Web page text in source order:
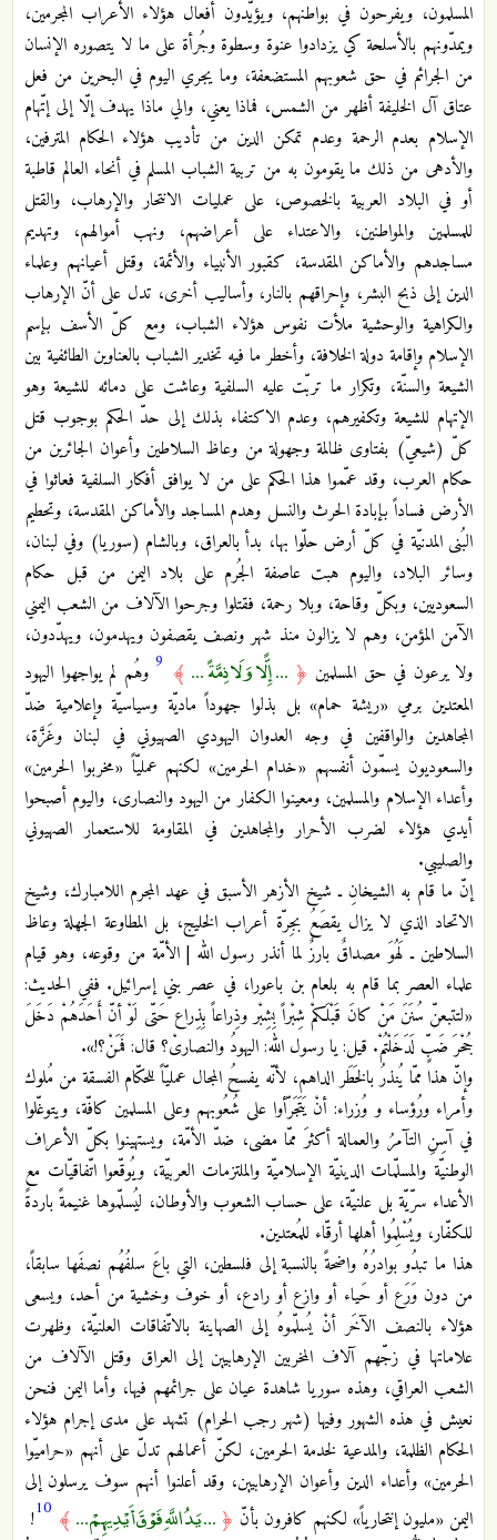
المسلمون، ويفرحون في بواطنهم، ويؤيّدون أفعال هؤلاء الأعراب المجرمين،
ويمدّونهم بالأسلحة كي يزدادوا عنوة وسطوة وجُرأة على ما لا يتصوره الإنسان
من الجرائم في حق شعوبهم المستضعفة، وما يجري اليوم في البحرين من فعل
عتاق آل الخليفة أظهر من الشمس، فماذا يعني، والي ماذا يهدف إلّا إلى إتّهام
الإسلام بعدم الرحمة وعدم تمكن الدين من تأديب هؤلاء الحكام المترفين،
والأدهى من ذلك ما يقومون به من تربية الشباب المسلم في أنحاء العالم قاطبة
أو في البلاد العربية بالخصوص، على عمليات الانتحار والإرهاب، والقتل
للمسلمين والمواطنين، والاعتداء على أعراضهم، ونهب أموالهم، وتهديم
مساجدهم والأماكن المقدسة، كقبور الأنبياء والأئمة، وقتل أعيانهم وعلماء
الدين إلى ذبح البشر، وإحراقهم بالنار، وأساليب أخرى، تدل على أنّ الإرهاب
والكراهية والوحشية ملأت نفوس هؤلاء الشباب، ومع كلّ الأسف بإسم
الإسلام وإقامة دولة الخلافة، وأخطر ما فيه تخدير الشباب بالعناوين الطائفية بين
الشيعة والسنّة، وتكرار ما تربّت عليه السلفية وعاشت على دمائه للشيعة وهو
الإتهام للشيعة وتكفيرهم، وعدم الاكتفاء بذلك إلى حدّ الحكم بوجوب قتل
كلّ (شيعيّ) بفتاوى ظالمة وجهولة من وعاظ السلاطين وأعوان الجائرين من
حكام العرب، وقد عمّموا هذا الحكم على من لا يوافق أفكار السلفية فعاثوا في
الأرض فساداً بإبادة الحرث والنسل وهدم المساجد والأماكن المقدسة، وتحطيم
البُنى المدنيّة في كلّ أرض حلّوا بها، بدأ بالعراق، وبالشام (سوريا) وفي لبنان،
وسائر البلاد، واليوم هبت عاصفة الجُرم على بلاد اليمن من قبل حكام
السعوديين، وبكلّ وقاحة، وبلا رحمة، فقتلوا وجرحوا الآلاف من الشعب اليمني
الآمن المؤمن، وهم لا يزالون منذ شهر ونصف يقصفون ويهدمون، ويهدّدون،
ولا يرعون في حق المسلمين ﴿ ... إِلًّا وَلَا ذِمَّةً ... ﴾ 9 وهُم لم يواجهوا اليهود
المعتدين برمي «ريشة حمام» بل بذلوا جهوداً ماديّة وسياسيّة وإعلامية ضدّ
المجاهدين والواقفين في وجه العدوان اليهودي الصهيوني في لبنان وغَزَّة،
والسعوديون يسمّون أنفسهم «خدام الحرمين» لكنهم عمليّاً «مخربوا الحرمين»
وأعداء الإسلام والمسلمين، ومعينوا الكفار من اليهود والنصارى، واليوم أصبحوا
أيدي هؤلاء لضرب الأحرار والمجاهدين في المقاومة للاستعمار الصهيوني
والصليبي.
إنّ ما قام به الشيخانِ ـ شيخ الأزهر الأسبق في عهد المجرم اللامبارك، وشيخ
الاتحاد الذي لا يزال يقصَعُ بجِرّة أعراب الخليج، بل المطاوعة الجهلة وعاظ
السلاطين ـ لَهُوَ مصداقٌ بارزٌ لما أنذر رسول الله | الأمّة من وقوعه، وهو قيام
علماء العصر بما قام به بلعام بن باعورا، في عصر بني إسرائيل. ففي الحديث:
«لتتبعنّ سُنَنَ مَنْ كانَ قَبْلَكمْ شِبْراً بِشِبْر وذِراعاً بِذِراع حَتّى لَوْ أنّ أَحَدَهُمْ دَخَلَ
جُحْرَ ضَبٍّ لَدَخَلْتُمْ. قيل: يا رسول الله: اليهودُ والنصارىْ؟ قال: فَمَنْ؟!».
وإنّ هذا ممّا يُنذرُ بالخَطَر الداهم، لأنّه يفسحُ المجال عمليّاً للحكّام الفسقة من مُلوك
وأمراء ورُؤساء و وُزراء: أنْ يَتَجَرّأوا على شُعُوبهم وعلى المسلمين كافّة، ويتوغّلوا
في آسِنِ التآمرُ والعمالة أكثرَ ممّا مضى، ضدّ الأمّة، ويستهينوا بكلّ الأعراف
الوطنيّة والمسلّمات الدينيّة الإسلاميّة والملتزمات العربيّة، ويُوقّعوا اتّفاقيّات مع
الأعداء سرّيّة بل علنيّة، على حساب الشعوب والأوطان، ليُسلّموها غنيمةً باردةً
للكفّار، ويُسْلِمُوا أهلها أرقّاء للمُعتدين.
هذا ما تبدُو بوادرُهُ واضحةً بالنسبة إلى فلسطين، التي باعَ سلفُهُم نصفَها سابقاً،
من دون وَرَع أو حَياء أو وازع أو رادع، أو خوف وخشية من أحد، ويسعى
هؤلاء بالنصف الآخَر أنْ يُسلّموهُ إلى الصهاينة بالاتّفاقات العلنيّة، وظهرت
علاماتها في زجّهم آلاف المخربين الإرهابيين إلى العراق وقتل الآلاف من
الشعب العراقي، وهذه سوريا شاهدة عيان على جرائمهم فيها، وأما اليمن فنحن
نعيش في هذه الشهور وفيها (شهر رجب الحرام) تشهد على مدى إجرام هؤلاء
الحكام الظلمة، والمدعية لخدمة الحرمين، لكنّ أعمالهم تدلّ على أنهم «حراميّوا
الحرمين» وأعداء الدين وأعوان الإرهابيين، وقد أعلنوا أنهم سوف يرسلون إلى
اليمن «مليون إنتحارياً» لكنهم كافرون بأنّ ﴿ ... يَدُ اللَّهِ فَوْقَ أَيْدِيهِمْ ... ﴾ 10
!